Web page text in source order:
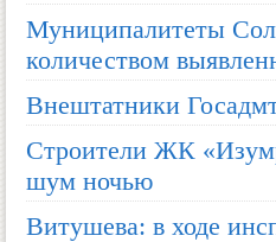
Муниципалитеты
количеством
Внештатники
Строители ЖК
шум ночью
Витушева: в ходе